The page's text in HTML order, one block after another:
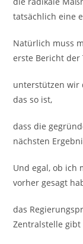
tatsächlich eine
Natürlich muss
erste Bericht der
unterstützen wir
das so ist,
dass die
nächsten
Und egal, ob ich
vorher gesagt
das
Zentralstelle gibt